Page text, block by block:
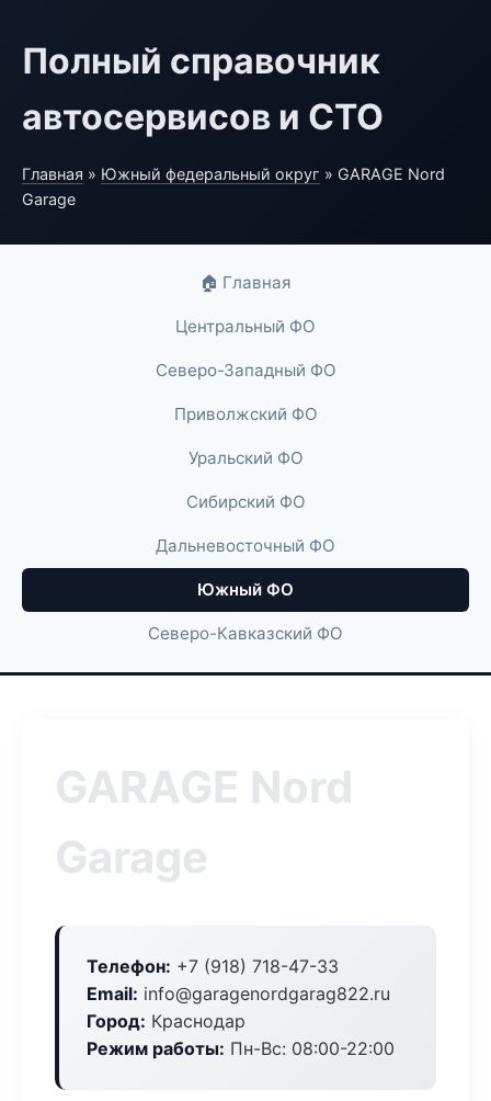
Полный справочник
автосервисов и СТО
Главная » Южный федеральный округ » GARAGE Nord
Garage
🏠 Главная
Центральный ФО
Северо-Западный ФО
Приволжский ФО
Уральский ФО
Сибирский ФО
Дальневосточный ФО
Южный ФО
Северо-Кавказский ФО
GARAGE Nord
Garage
Телефон: +7 (918) 718-47-33
Email: info@garagenordgarag822.ru
Город: Краснодар
Режим работы: Пн-Вс: 08:00-22:00